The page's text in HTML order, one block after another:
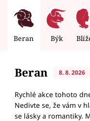
Beran Býk
Beran 8. 8. 2026
Rychlé akce tohoto
Nedivte se, že vám v
se lásky a romantiky.